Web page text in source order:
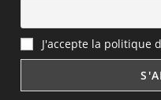
J'accepte la politique